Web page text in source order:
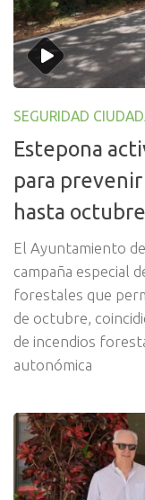
SEGURIDAD
Estepona
para
hasta octubre
El Ayuntamiento
campaña especial
forestales que
de octubre,
de incendios
autonómica